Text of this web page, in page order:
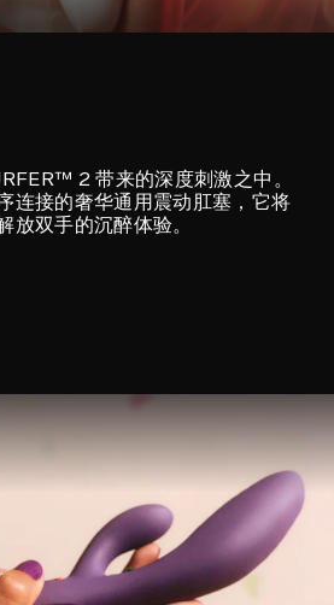
2 带来的深度刺激之中。
连接的奢华通用震动肛塞，它将
放双手的沉醉体验。